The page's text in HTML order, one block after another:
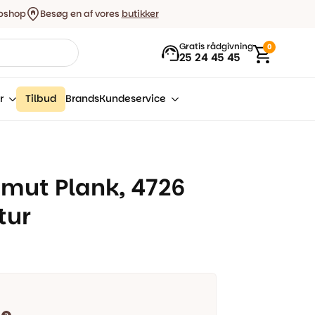
Besøg en af vores butikker
Gratis rådgivning
25 24 45 45
0
Tilbud BrandsKundeservice
Plank, 4726